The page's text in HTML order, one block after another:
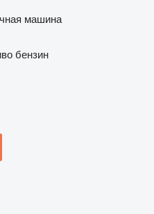
машина
бензин